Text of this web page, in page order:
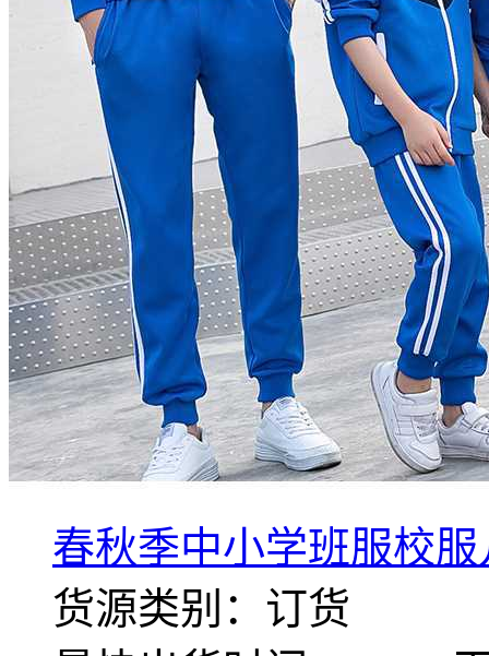
春秋季中小学班服校
货源类别：订货